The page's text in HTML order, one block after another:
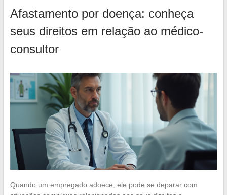
Afastamento por doença: conheça
seus direitos em relação ao médico-
consultor
Quando um empregado adoece, ele pode se deparar com